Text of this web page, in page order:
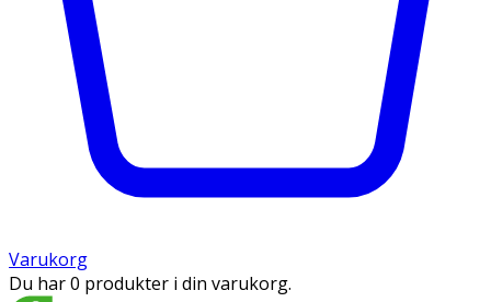
Varukorg
Du har 0 produkter i din varukorg.